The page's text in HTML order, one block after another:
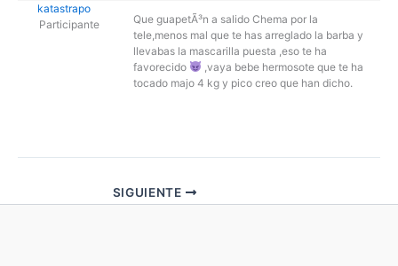
katastrapo
Participante
Que guapetÃ³n a salido Chema por la
tele,menos mal que te has arreglado la barba y
llevabas la mascarilla puesta ,eso te ha
favorecido
,vaya bebe hermosote que te ha
tocado majo 4 kg y pico creo que han dicho.
SIGUIENTE